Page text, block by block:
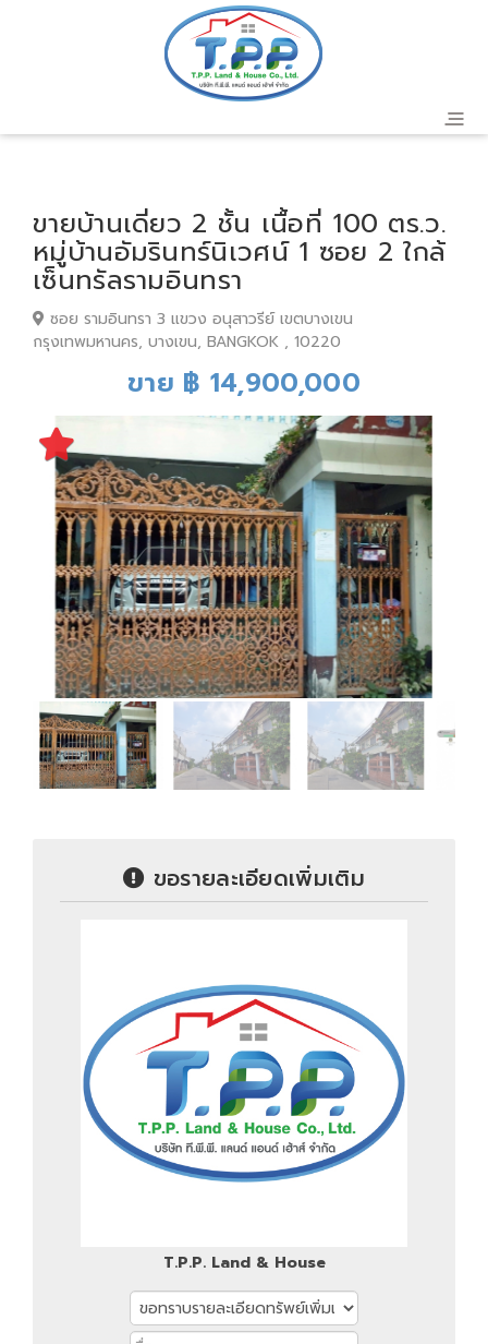
ขายบ้านเดี่ยว 2 ชั้น เนื้อที่ 100 ตร.ว.
หมู่บ้านอัมรินทร์นิเวศน์ 1 ซอย 2 ใกล้
เซ็นทรัลรามอินทรา
ซอย รามอินทรา 3 แขวง อนุสาวรีย์ เขตบางเขน
กรุงเทพมหานคร, บางเขน, BANGKOK , 10220
ขาย ฿ 14,900,000
ขอรายละเอียดเพิ่มเติม
T.P.P. Land & House